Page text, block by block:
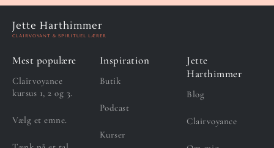
Jette Harthimmer
CLAIRVOYANT & SPIRITUEL LÆRER
Mest populære
Clairvoyance
kursus 1, 2 og 3.
Vælg et emne.
Inspiration
Butik
Podcast
Kurser
Jette
Harthimmer
Blog
Clairvoyance